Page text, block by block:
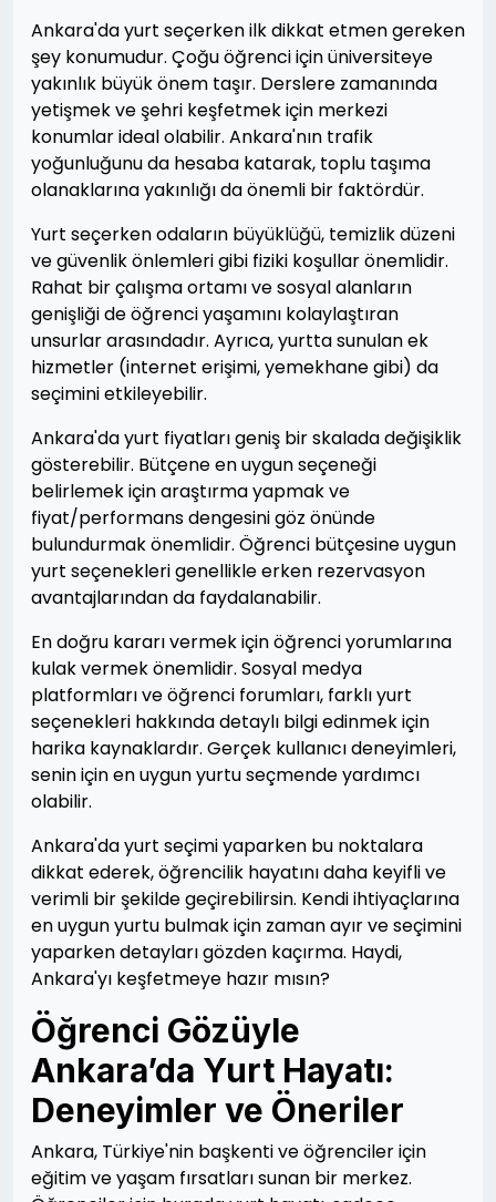
Ankara'da yurt seçerken ilk dikkat etmen gereken
şey konumudur. Çoğu öğrenci için üniversiteye
yakınlık büyük önem taşır. Derslere zamanında
yetişmek ve şehri keşfetmek için merkezi
konumlar ideal olabilir. Ankara'nın trafik
yoğunluğunu da hesaba katarak, toplu taşıma
olanaklarına yakınlığı da önemli bir faktördür.
Yurt seçerken odaların büyüklüğü, temizlik düzeni
ve güvenlik önlemleri gibi fiziki koşullar önemlidir.
Rahat bir çalışma ortamı ve sosyal alanların
genişliği de öğrenci yaşamını kolaylaştıran
unsurlar arasındadır. Ayrıca, yurtta sunulan ek
hizmetler (internet erişimi, yemekhane gibi) da
seçimini etkileyebilir.
Ankara'da yurt fiyatları geniş bir skalada değişiklik
gösterebilir. Bütçene en uygun seçeneği
belirlemek için araştırma yapmak ve
fiyat/performans dengesini göz önünde
bulundurmak önemlidir. Öğrenci bütçesine uygun
yurt seçenekleri genellikle erken rezervasyon
avantajlarından da faydalanabilir.
En doğru kararı vermek için öğrenci yorumlarına
kulak vermek önemlidir. Sosyal medya
platformları ve öğrenci forumları, farklı yurt
seçenekleri hakkında detaylı bilgi edinmek için
harika kaynaklardır. Gerçek kullanıcı deneyimleri,
senin için en uygun yurtu seçmende yardımcı
olabilir.
Ankara'da yurt seçimi yaparken bu noktalara
dikkat ederek, öğrencilik hayatını daha keyifli ve
verimli bir şekilde geçirebilirsin. Kendi ihtiyaçlarına
en uygun yurtu bulmak için zaman ayır ve seçimini
yaparken detayları gözden kaçırma. Haydi,
Ankara'yı keşfetmeye hazır mısın?
Öğrenci Gözüyle
Ankara’da Yurt Hayatı:
Deneyimler ve Öneriler
Ankara, Türkiye'nin başkenti ve öğrenciler için
eğitim ve yaşam fırsatları sunan bir merkez.